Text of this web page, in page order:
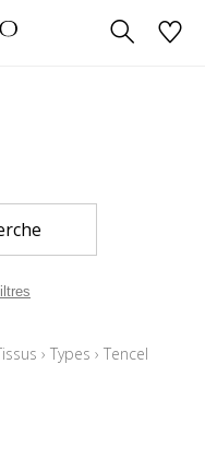
› Types › Tencel